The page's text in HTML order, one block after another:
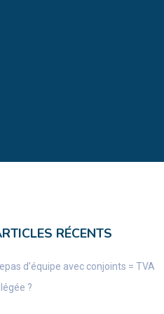
RÉCENTS
d’équipe avec conjoints = TVA
?